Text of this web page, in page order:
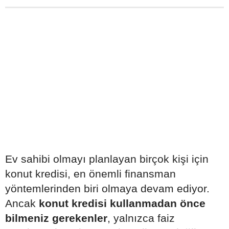
Ev sahibi olmayı planlayan birçok kişi için
konut kredisi, en önemli finansman
yöntemlerinden biri olmaya devam ediyor.
Ancak konut kredisi kullanmadan önce
bilmeniz gerekenler, yalnızca faiz